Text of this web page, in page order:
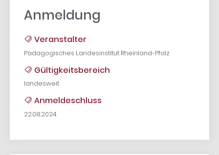
Anmeldung
Veranstalter
Pädagogisches Landesinstitut Rheinland-Pfalz
Gültigkeitsbereich
landesweit
Anmeldeschluss
22.08.2024